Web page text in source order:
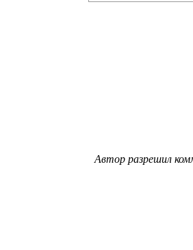
Автор разрешил